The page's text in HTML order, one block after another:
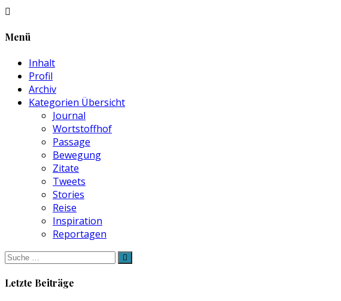
Menü
Inhalt
Profil
Archiv
Kategorien Übersicht
Journal
Wortstoffhof
Passage
Bewegung
Zitate
Tweets
Stories
Reise
Inspiration
Reportagen
Suche
nach:
Letzte Beiträge